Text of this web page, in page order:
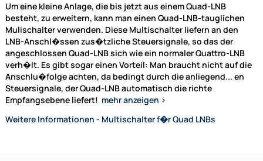
MULTISCHALTERPANEL NETZTEILE
Die einfache Erweiterungsm�glichkeit einer
Sat Anlage mit Quad LNB
Um eine kleine Anlage, die bis jetzt aus einem Quad-LNB
besteht, zu erweitern, kann man einen Quad-LNB-
Mulischalter verwenden. Diese Multischalter liefern an
LNB-Anschl�ssen zus�tzliche Steuersignale, so das der
angeschlossen Quad-LNB sich wie ein normaler Quattro-
verh�lt. Es gibt sogar einen Vorteil: Man braucht nicht
Anschlu�folge achten, da bedingt durch die anliegend
XmediaSat
Über uns
Impressum
Datenschutz